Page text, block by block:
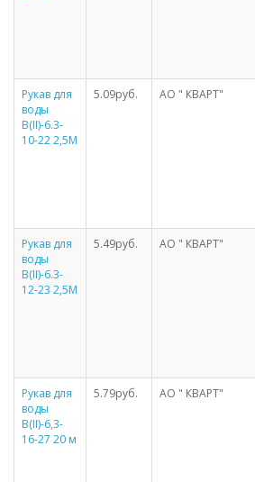
Рукав для
воды
В(II)-6.3-
10-22 2,5М
5.09руб. АО " КВАРТ"
Рукав для
воды
В(II)-6.3-
12-23 2,5М
5.49руб. АО " КВАРТ"
Рукав для
воды
В(II)-6,3-
16-27 20 м
5.79руб. АО " КВАРТ"